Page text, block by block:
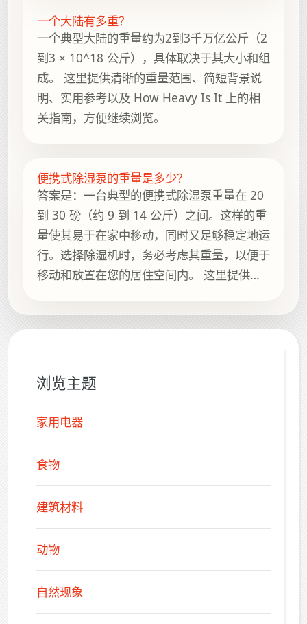
一个大陆有多重？
一个典型大陆的重量约为2到3千万亿公斤（2
到3 × 10^18 公斤），具体取决于其大小和组
成。 这里提供清晰的重量范围、简短背景说
明、实用参考以及 How Heavy Is It 上的相
关指南，方便继续浏览。
便携式除湿泵的重量是多少？
答案是：一台典型的便携式除湿泵重量在 20
到 30 磅（约 9 到 14 公斤）之间。这样的重
量使其易于在家中移动，同时又足够稳定地运
行。选择除湿机时，务必考虑其重量，以便于
移动和放置在您的居住空间内。 这里提供清
How Heavy Is It...
浏览主题
家用电器
食物
建筑材料
动物
自然现象